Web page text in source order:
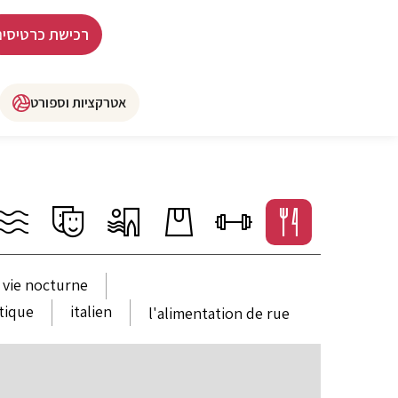
רכישת
אטרקציות וספורט
vie nocturne
italien l'alimentation de rue